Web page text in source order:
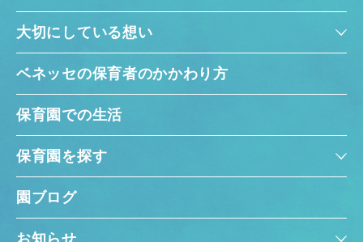
大切にしている想い
ベネッセの保育者のかかわり方
保育園での生活
保育園を探す
園ブログ
お知らせ